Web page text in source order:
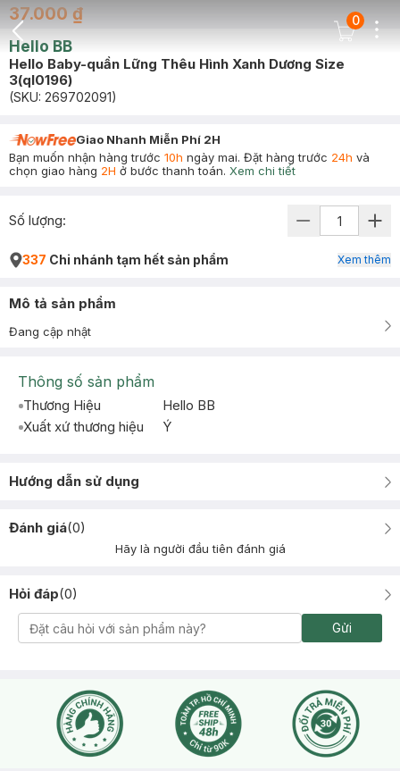
Back Icon
Cart Icon
0
37.000 ₫
Hello BB
Hello Baby-quần Lững Thêu Hình Xanh Dương Size
3(ql0196)
(SKU: 269702091)
Giao Nhanh Miễn Phí 2H
Bạn muốn nhận hàng trước 10h ngày mai. Đặt hàng trước 24h và
chọn giao hàng 2H ở bước thanh toán. Xem chi tiết
Số lượng:
337 Chi nhánh tạm hết sản phẩm Xem thêm
Mô tả sản phẩm
Đang cập nhật
Thông số sản phẩm
Thương Hiệu
Hello BB
Xuất xứ thương hiệu
Ý
Hướng dẫn sử dụng
Đánh giá(0)
Hãy là người đầu tiên đánh giá
Hỏi đáp(0)
Gửi